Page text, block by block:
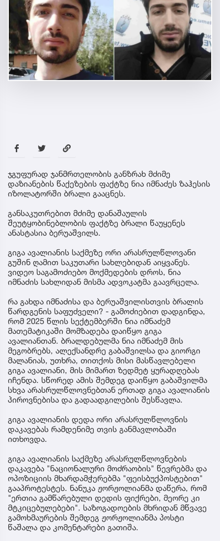
ჯგუფურად ჯანმრთელობის განზრახ მძიმე
დაზიანების წაქეზების ფაქტზე ნია იმნაძეს ზაჰესის
იზოლატორში ბრალი გააცნეს.
განსაკუთრებით მძიმე დანაშაულის
შეუტყობინებლობის ფაქტზე ბრალი წაუყენეს
ანასტასია ბერუაშვილს.
გიგა ავალიანის საქმეზე ორი არასრულწლოვანი
გუშინ ღამით საკუთარი სახლებიდან აიყვანეს.
ვიდეო საგამოძიებო მოქმედების დროს, ნია
იმნაძის სახლიდან მისმა ადვოკატმა გაავრცელა.
რა გახდა იმნაძისა და ბერუაშვილისთვის ბრალის
წარდგენის საფუძველი? - გამოძიებით დადგინდა,
რომ 2025 წლის სექტემბერში ნია იმნაძემ
მათემატიკაში მომზადება დაიწყო გიგა
ავალიანთან. ბრალდებულმა ნია იმნაძემ მის
მეგობრებს, ალექსანდრე გაბაშვილსა და გიორგი
მალანიას, უთხრა, თითქოს მისი მასწავლებელი
გიგა ავალიანი, მის მიმართ ზედმეტ ყურადღებას
იჩენდა. სწორედ ამის შემდეგ დაიწყო გაბაშვილმა
სხვა არასრულწლოვნებთან ერთად გიგა ავალიანის
პიროვნებისა და გადაადგილების შესწავლა.
გიგა ავალიანის დედა ორი არასრულწლოვნის
დაკავებას რამდენიმე თვის განმავლობაში
ითხოვდა.
გიგა ავალიანის საქმეზე არასრულწლოვნების
დაკავება "ნაციონალური მოძრაობის" წევრებმა და
ოპოზიციის მხარდამჭერებმა "ფეისბუქპოსტებით"
გააპროტესტეს. ნანუკა ჟორჟოლიანმა დაწერა, რომ
"ერთია გამწარებული დედის ფიქრები, მეორე კი
მტკიცებულებები". საზოგადოების მხრიდან მწვავე
გამოხმაურების შემდეგ ჟორჟოლიანმა პოსტი
წაშალა და კომენტარები გათიშა.